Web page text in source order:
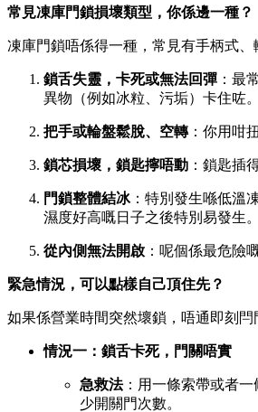
常見凍庫門鎖損壞類型，你係邊一種？
凍庫門鎖唔係得一種，常見有手柄式
鎖舌失靈，卡死或無法回彈 ：最
異物（例如冰粒、污垢）卡住咗。
把手或輪盤鬆脫、空轉：你用咁
鎖芯損壞，鎖匙擰唔動 ：鎖匙插
門鎖整體結冰：特別發生喺低溫
濕度好高嘅日子之後特別易發生。
從內側無法開啟 ：呢個係最危險
緊急情況，可以點樣自己頂住先？
如果係營業時間突然壞鎖，唔通即刻
情況一：鎖舌卡死，門關唔實
急救法：用一條索帶或者
少開關門次數。